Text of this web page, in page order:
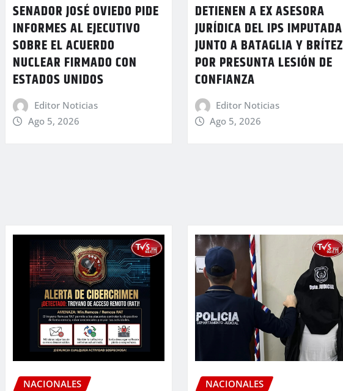
SENADOR JOSÉ OVIEDO PIDE
INFORMES AL EJECUTIVO
SOBRE EL ACUERDO
NUCLEAR FIRMADO CON
ESTADOS UNIDOS
Editor Noticias
Ago 5, 2026
DETIENEN A EX ASESORA
JURÍDICA DEL IPS IMPUTADA
JUNTO A BATAGLIA Y BRÍTEZ
POR PRESUNTA LESIÓN DE
CONFIANZA
Editor Noticias
Ago 5, 2026
NACIONALES
NACIONALES